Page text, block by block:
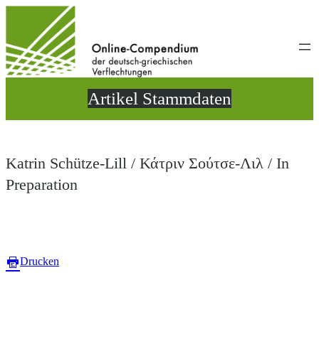
wechseln
Artikel Stammdaten
Katrin Schütze-Lill / Κάτριν Σούτσε-Λιλ / In
Preparation
Drucken